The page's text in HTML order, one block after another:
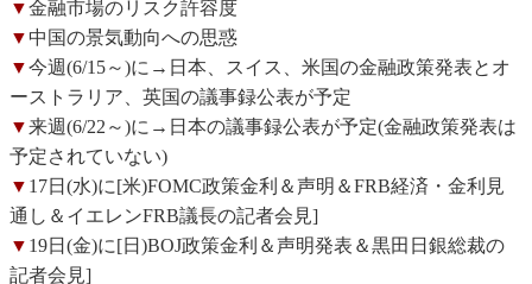
▼金融市場のリスク許容度
▼ 中国の景気動向への思惑
▼今週(6/15～)に→日本、スイス、米国の金融政策発表とオ
ーストラリア、英国の議事録公表が予定
▼来週(6/22～)に→日本の議事録公表が予定(金融政策発表は
予定されていない)
▼ 17日(水)に[米)FOMC政策金利＆声明＆FRB経済・金利見
通し＆イエレンFRB議長の記者会見]
▼ 19日(金)に[日)BOJ政策金利＆声明発表＆黒田日銀総裁の
記者会見]